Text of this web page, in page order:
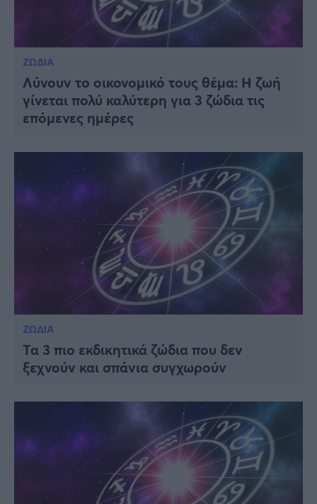
ΖΩΔΙΑ
Λύνουν το οικονομικό τους θέμα: Η ζωή
γίνεται πολύ καλύτερη για 3 ζώδια τις
επόμενες ημέρες
ΖΩΔΙΑ
Τα 3 πιο εκδικητικά ζώδια που δεν
ξεχνούν και σπάνια συγχωρούν